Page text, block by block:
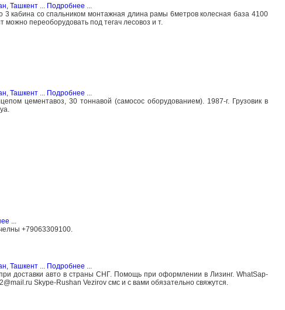
Ташкент... Подробнее ...
3 кабина со спальником монтажная длина рамы 6метров колесная база 4100
переоборудовать под тегач лесовоз и т.
Ташкент... Подробнее ...
цементавоз, 30 тоннавой (самосос оборудованием). 1987-г. Грузовик в
...
+79063309100.
Ташкент... Подробнее ...
доставки авто в страны СНГ. Помощь при оформлении в Лизинг. WhatSap-
Skype-Rushan Vezirov смс и с вами обязательно свяжутся.